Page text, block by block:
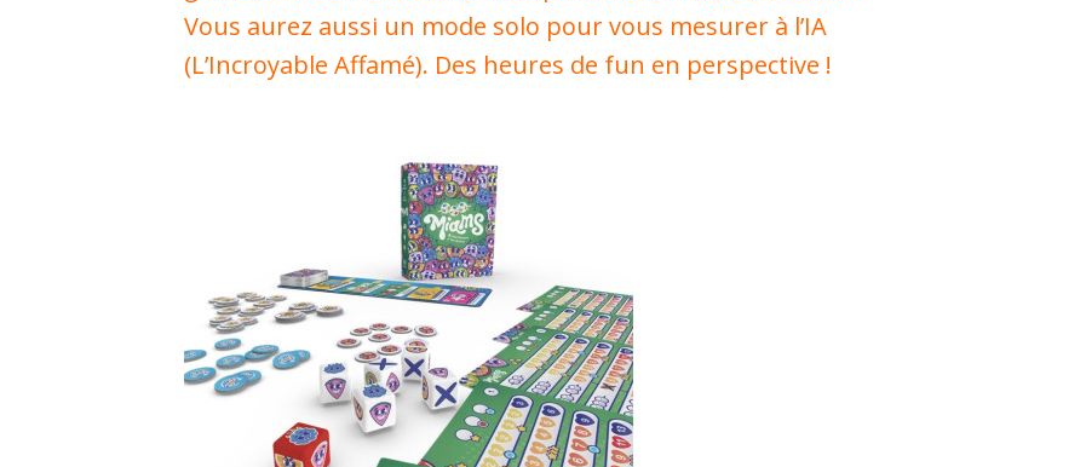
Vous aurez aussi un mode solo pour vous mesurer à l’IA
(L’Incroyable Affamé). Des heures de fun en perspective !